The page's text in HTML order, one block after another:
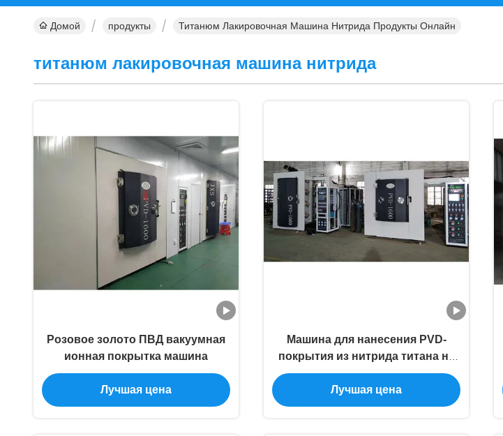
Домой продукты Титанюм Лакировочная Машина Нитрида Продукты Онлайн
титанюм лакировочная машина нитрида
Розовое золото ПВД вакуумная
ионная покрытка машина
Лучшая цена
Машина для нанесения PVD-
покрытия из нитрида титана на
дверные ручки
Лучшая цена